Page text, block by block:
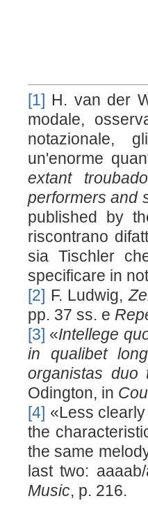
[1] H. van der
modale,
notazionale,
un'enorme
extant
performers and
published by
riscontrano
sia Tischler
specificare in
[2] F. Ludwig,
pp. 37 ss. e
[3] «Intellege
in qualibet
organistas duo
Odington, in
[4] «Less
the
the same
last two:
Music, p. 216.